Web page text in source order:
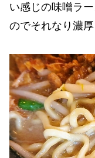
い感じの味噌ラ
のでそれなり濃